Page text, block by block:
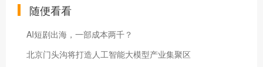
随便看看
AI短剧出海，一部成本两千？
北京门头沟将打造人工智能大模型产业集聚区